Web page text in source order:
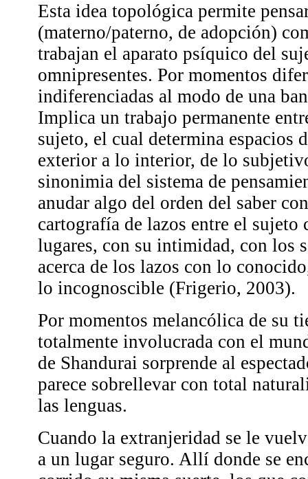
Esta idea topológica permite
(materno/paterno, de adopción)
trabajan el aparato psíquico del
omnipresentes. Por momentos
indiferenciadas al modo de una
Implica un trabajo permanente
sujeto, el cual determina espacios
exterior a lo interior, de lo
sinonimia del sistema de
anudar algo del orden del saber
cartografía de lazos entre el sujeto
lugares, con su intimidad, con los
acerca de los lazos con lo
lo incognoscible (Frigerio, 2003).
Por momentos melancólica de su
totalmente involucrada con el
de Shandurai sorprende al
parece sobrellevar con total
las lenguas.
Cuando la extranjeridad se le
a un lugar seguro. Allí donde se